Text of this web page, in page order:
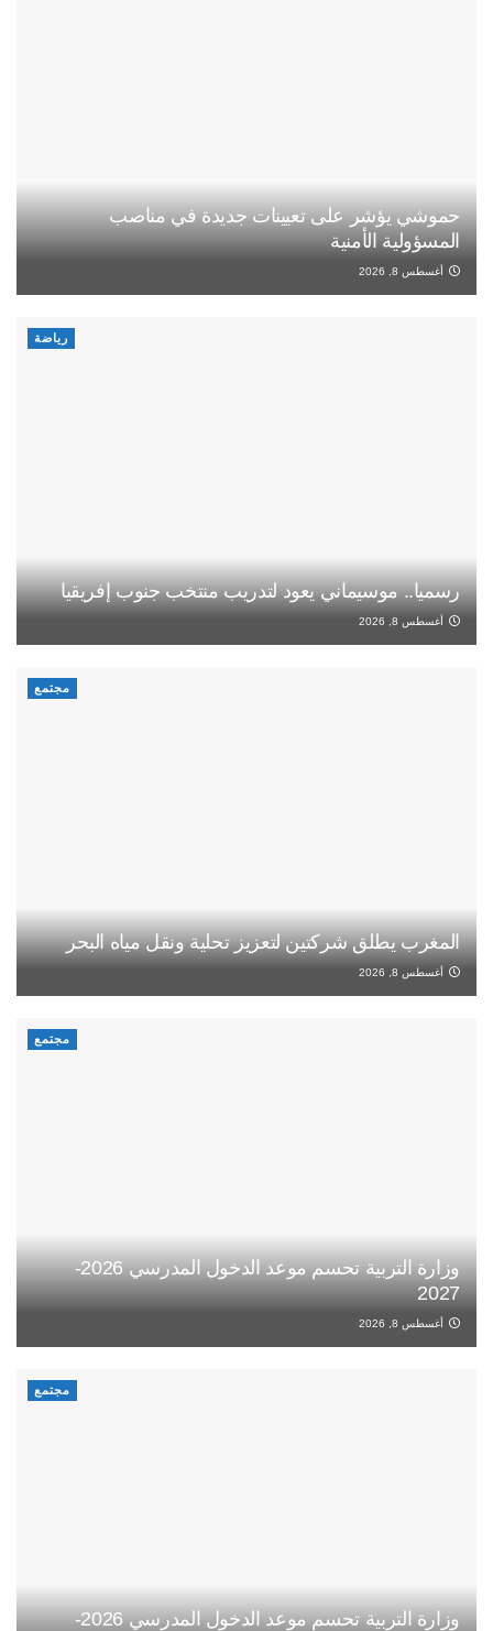
حموشي يؤشر على تعيينات جديدة في مناصب
المسؤولية الأمنية
أغسطس 8, 2026
رياضة
رسميا.. موسيماني يعود لتدريب منتخب جنوب إفريقيا
أغسطس 8, 2026
مجتمع
المغرب يطلق شركتين لتعزيز تحلية ونقل مياه البحر
أغسطس 8, 2026
مجتمع
وزارة التربية تحسم موعد الدخول المدرسي 2026-
2027
أغسطس 8, 2026
مجتمع
وزارة التربية تحسم موعد الدخول المدرسي 2026-